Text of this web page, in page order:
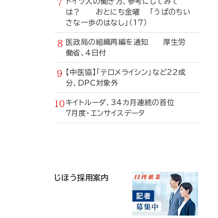
は？ おとにち金曜 「うぱのちい
さな一歩のはなし」（17）
医政局の組織再編を通知 厚生労
働省、4日付
【中医協】「テロメライシン」など22成
分、DPC対象外
キイトルーダ、34カ月連続の首位
7月度・エンサイスデータ
じほう採用案内